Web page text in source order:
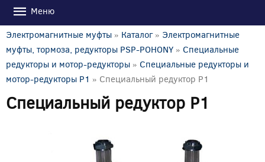
Меню
Электромагнитные муфты » Каталог» Электромагнитные
муфты, тормоза, редукторы PSP-POHONY » Специальные
редукторы и мотор-редукторы » Специальные редукторы и
мотор-редукторы P1 » Специальный редуктор P1
Специальный редуктор P1